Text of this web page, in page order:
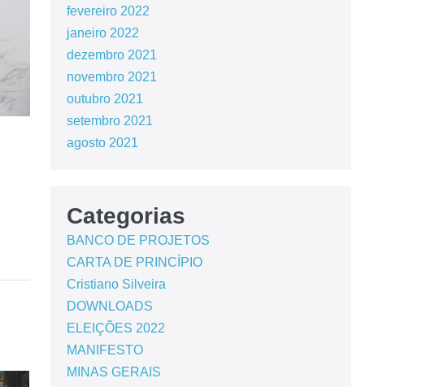
fevereiro 2022
janeiro 2022
dezembro 2021
novembro 2021
outubro 2021
setembro 2021
agosto 2021
Categorias
BANCO DE PROJETOS
CARTA DE PRINCÍPIO
Cristiano Silveira
DOWNLOADS
ELEIÇÕES 2022
MANIFESTO
MINAS GERAIS